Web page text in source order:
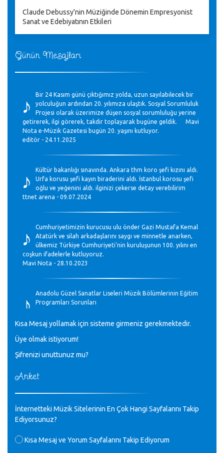
Günün Mesajları
♪
Bir 24 Kasım günü çıktığımız yolda, uzun sayılabilecek bir
yolculuğun ardından 20. yılımıza ulaştık. Sosyal Sorumluluk
Projesi olarak üzerimize düşen sosyal sorumluluğu yerine
getirerek, ilgi görerek, takdir toplayarak bugüne geldik. Mavi
Nota e-Müzik Gazetesi bugün 20. yaşını kutluyor.
editör - 24.11.2025
♪
Kültür bakanlığı sınavında. Ankara thm koro şefi kızını aldı.
Urfa korusu şefi kayın biraderini aldı. İstanbul korosu şefi
oğlu ve yeğenini aldı. ilginizi çekerse detay verebilirim
ttnet arena - 09.07.2024
♪
Cumhuriyetimizin kurucusu ulu önder Gazi Mustafa Kemal
Atatürk ve silah arkadaşlarını saygı ve minnetle anarken,
ülkemiz Türkiye Cumhuriyeti’nin kuruluşunun 100. yılını en
coşkun ifadelerle kutluyoruz.
Mavi Nota - 28.10.2023
♪
Anadolu Güzel Sanatlar Liseleri Müzik Bölümlerinin Eğitim
Programları Sorunları
♪
GEÇMİŞ OLSUN TÜRKİYE!
Mavi Nota - 07.02.2023
♪
30 yıl sonra karşılaşmak çok güzel Kurtuluş, teveccüh
M.Semih Baylan - 08.01.2023
Değerli Müfit hocama en içten sevgi saygılarımı iletin
Kısa Mesaj yollamak için sisteme girmeniz gerekmektedir.
Üye olmak istiyorum!
Şifrenizi unuttunuz mu?
Anket
İnternetteki Müzik Sitelerinin En Çok Hangi Sayfalarını Takip
Ediyorsunuz?
Kısa Mesaj ve Yorum Sayfalarını Takip Ediyorum
Claude Debussy'nin Müziğinde Dönemin Empresyonist
Sanat ve Edebiyatının Etkileri